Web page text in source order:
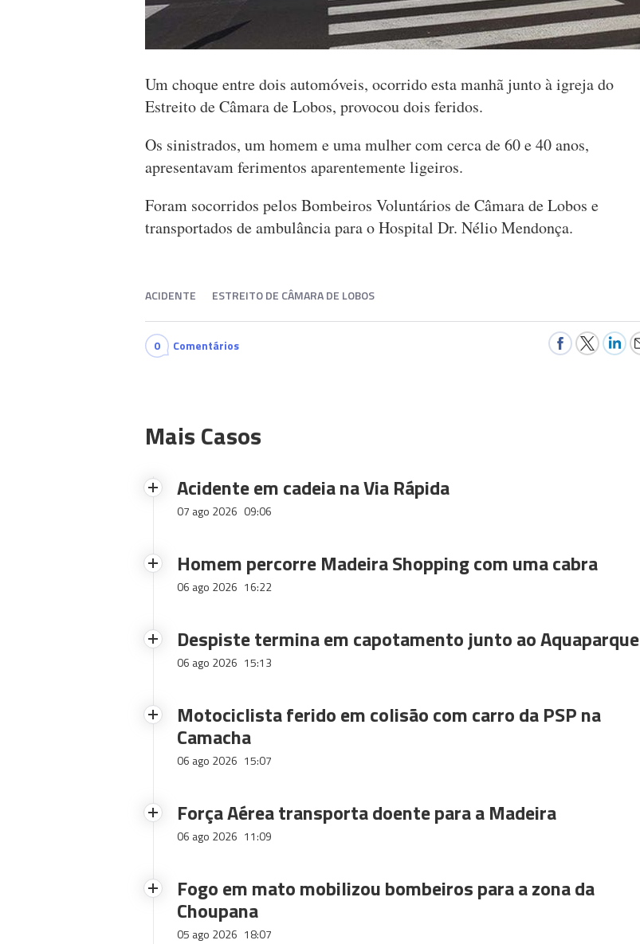
Um choque entre dois automóveis, ocorrido esta manhã junto à igreja do
Estreito de Câmara de Lobos, provocou dois feridos.
Os sinistrados, um homem e uma mulher com cerca de 60 e 40 anos,
apresentavam ferimentos aparentemente ligeiros.
Foram socorridos pelos Bombeiros Voluntários de Câmara de Lobos e
transportados de ambulância para o Hospital Dr. Nélio Mendonça.
ACIDENTE ESTREITO DE CÂMARA DE LOBOS
0 Comentários
Mais Casos
Acidente em cadeia na Via Rápida
07 ago 2026 09:06
Homem percorre Madeira Shopping com uma cabra
06 ago 2026 16:22
Despiste termina em capotamento junto ao Aquaparque
06 ago 2026 15:13
Motociclista ferido em colisão com carro da PSP na
Camacha
06 ago 2026 15:07
Força Aérea transporta doente para a Madeira
06 ago 2026 11:09
Fogo em mato mobilizou bombeiros para a zona da
Choupana
05 ago 2026 18:07